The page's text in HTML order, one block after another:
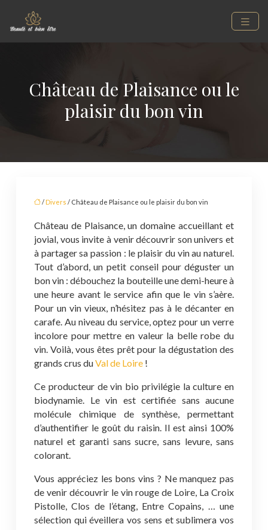
Château de Plaisance ou le
plaisir du bon vin
/ Divers / Château de Plaisance ou le plaisir du bon vin
Château de Plaisance, un domaine accueillant et
jovial, vous invite à venir découvrir son univers et
à partager sa passion : le plaisir du vin au naturel.
Tout d’abord, un petit conseil pour déguster un
bon vin : débouchez la bouteille une demi-heure à
une heure avant le service afin que le vin s’aère.
Pour un vin vieux, n’hésitez pas à le décanter en
carafe. Au niveau du service, optez pour un verre
incolore pour mettre en valeur la belle robe du
vin. Voilà, vous êtes prêt pour la dégustation des
grands crus duVal de Loire !
Ce producteur de vin bio privilégie la culture en
biodynamie. Le vin est certifiée sans aucune
molécule chimique de synthèse, permettant
d’authentifier le goût du raisin. Il est ainsi 100%
naturel et garanti sans sucre, sans levure, sans
colorant.
Vous appréciez les bons vins ? Ne manquez pas
de venir découvrir le vin rouge de Loire, La Croix
Pistolle, Clos de l’étang, Entre Copains, … une
sélection qui éveillera vos sens et sublimera vos